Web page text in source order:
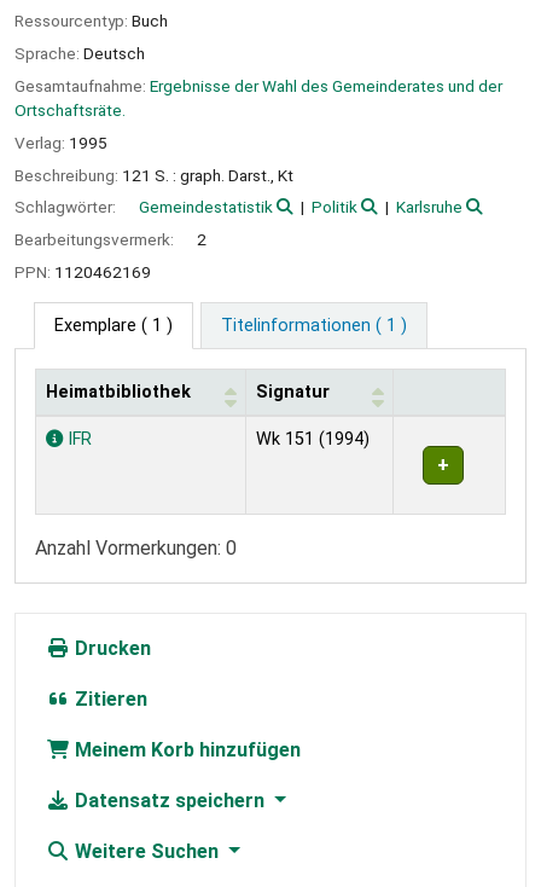
Ressourcentyp: Buch
Sprache: Deutsch
Gesamtaufnahme: Ergebnisse der Wahl des Gemeinderates und der
Ortschaftsräte.
Verlag: 1995
Beschreibung: 121 S. : graph. Darst., Kt
Schlagwörter:
Gemeindestatistik Politik
Karlsruhe
Bearbeitungsvermerk:
2
PPN: 1120462169
Exemplare ( 1 ) Titelinformationen ( 1 )
Exemplare
Heimatbibliothek Signatur
IFR Wk 151 (1994)
Anzahl Vormerkungen: 0
Drucken
Zitieren
Meinem Korb hinzufügen
Datensatz speichern
Weitere Suchen